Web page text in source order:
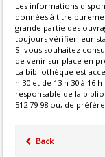
Les informations
données à titre
grande partie des
toujours vérifier leur
Si vous souhaitez
de venir sur place en
La bibliothèque est
h 30 et de 13 h 30 à 16
responsable de la
512 79 98 ou, de
Back